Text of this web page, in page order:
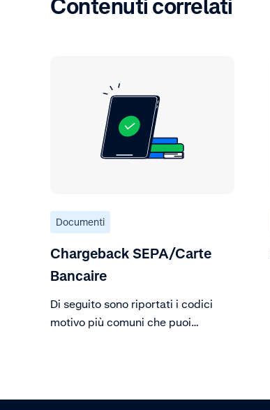
Contenuti correlati
Documenti
Chargeback SEPA/Carte
Bancaire
Di seguito sono riportati i codici
motivo più comuni che puoi